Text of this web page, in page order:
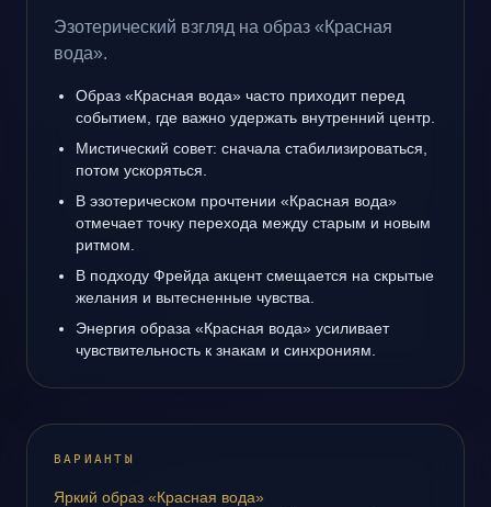
Эзотерический взгляд на образ «Красная
вода».
Образ «Красная вода» часто приходит перед
событием, где важно удержать внутренний центр.
Мистический совет: сначала стабилизироваться,
потом ускоряться.
В эзотерическом прочтении «Красная вода»
отмечает точку перехода между старым и новым
ритмом.
В подходу Фрейда акцент смещается на скрытые
желания и вытесненные чувства.
Энергия образа «Красная вода» усиливает
чувствительность к знакам и синхрониям.
ВАРИАНТЫ
Яркий образ «Красная вода»